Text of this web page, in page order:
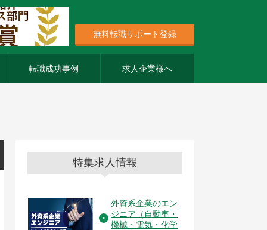
無料転職サポート登録
転職成功事例 求人企業様へ
特集求人情報
外資系企業のエン
ジニア（自動車・
機械・電気・化学